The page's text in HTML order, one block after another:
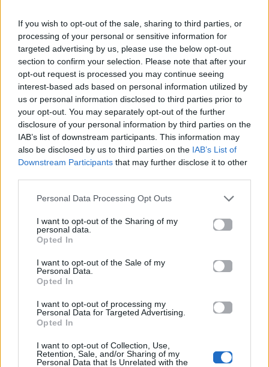
If you wish to opt-out of the sale, sharing to third parties, or
processing of your personal or sensitive information for
targeted advertising by us, please use the below opt-out
section to confirm your selection. Please note that after your
opt-out request is processed you may continue seeing
interest-based ads based on personal information utilized by
us or personal information disclosed to third parties prior to
your opt-out. You may separately opt-out of the further
disclosure of your personal information by third parties on the
IAB’s list of downstream participants. This information may
also be disclosed by us to third parties on the IAB’s List of
Downstream Participants that may further disclose it to other
Personal Data Processing Opt Outs
I want to opt-out of the Sharing of my
personal data.
Opted In
I want to opt-out of the Sale of my
Personal Data.
Opted In
I want to opt-out of processing my
Personal Data for Targeted Advertising.
Opted In
I want to opt-out of Collection, Use,
Retention, Sale, and/or Sharing of my
Personal Data that Is Unrelated with the
Ακούστε το νέο
τραγούδι του
Nicolas Costa ft.
Freaky Fortune-
«In A World
Without You»!
Με ποιόν
ευρηματικό τρόπο
σκοπεύει να
κρατήσει τον
Justin Bieber η
Selena Gomez;
Ελλήνων
με πληροφορίες για
δισκογραφία, πορεία
τους στην ελληνική
μουσική σκηνή